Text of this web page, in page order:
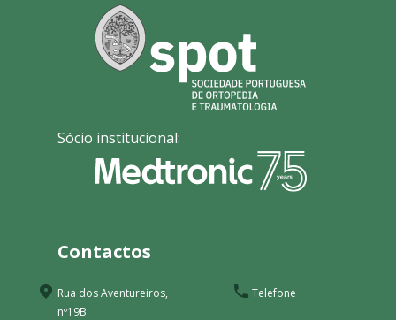
Sócio institucional:
Contactos
Rua dos Aventureiros,
nº19B
Telefone